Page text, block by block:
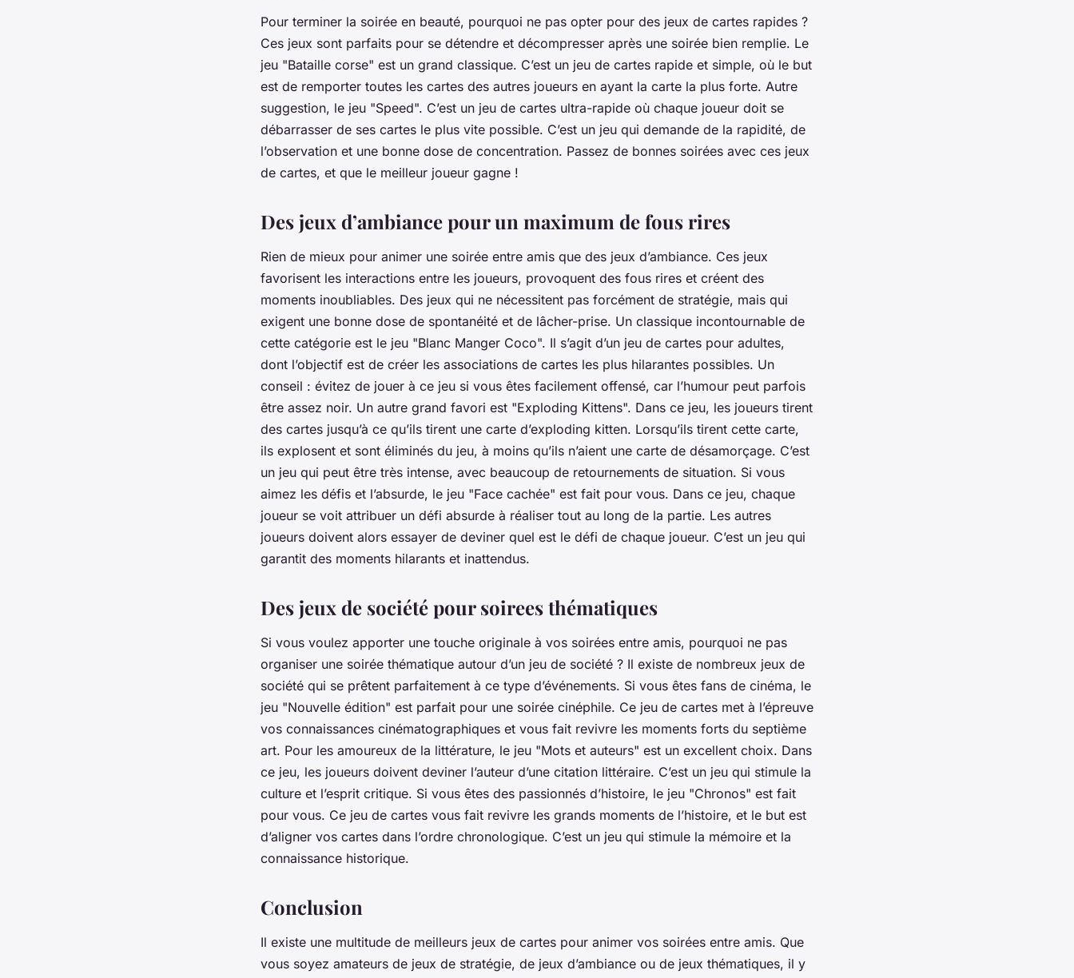
Pour terminer la soirée en beauté, pourquoi ne pas opter pour des jeux de cartes rapides ?
Ces jeux sont parfaits pour se détendre et décompresser après une soirée bien remplie. Le
jeu "Bataille corse" est un grand classique. C’est un jeu de cartes rapide et simple, où le but
est de remporter toutes les cartes des autres joueurs en ayant la carte la plus forte. Autre
suggestion, le jeu "Speed". C’est un jeu de cartes ultra-rapide où chaque joueur doit se
débarrasser de ses cartes le plus vite possible. C’est un jeu qui demande de la rapidité, de
l’observation et une bonne dose de concentration. Passez de bonnes soirées avec ces jeux
de cartes, et que le meilleur joueur gagne !
Des jeux d’ambiance pour un maximum de fous rires
Rien de mieux pour animer une soirée entre amis que des jeux d’ambiance. Ces jeux
favorisent les interactions entre les joueurs, provoquent des fous rires et créent des
moments inoubliables. Des jeux qui ne nécessitent pas forcément de stratégie, mais qui
exigent une bonne dose de spontanéité et de lâcher-prise. Un classique incontournable de
cette catégorie est le jeu "Blanc Manger Coco". Il s’agit d’un jeu de cartes pour adultes,
dont l’objectif est de créer les associations de cartes les plus hilarantes possibles. Un
conseil : évitez de jouer à ce jeu si vous êtes facilement offensé, car l’humour peut parfois
être assez noir. Un autre grand favori est "Exploding Kittens". Dans ce jeu, les joueurs tirent
des cartes jusqu’à ce qu’ils tirent une carte d’exploding kitten. Lorsqu’ils tirent cette carte,
ils explosent et sont éliminés du jeu, à moins qu’ils n’aient une carte de désamorçage. C’est
un jeu qui peut être très intense, avec beaucoup de retournements de situation. Si vous
aimez les défis et l’absurde, le jeu "Face cachée" est fait pour vous. Dans ce jeu, chaque
joueur se voit attribuer un défi absurde à réaliser tout au long de la partie. Les autres
joueurs doivent alors essayer de deviner quel est le défi de chaque joueur. C’est un jeu qui
garantit des moments hilarants et inattendus.
Des jeux de société pour soirees thématiques
Si vous voulez apporter une touche originale à vos soirées entre amis, pourquoi ne pas
organiser une soirée thématique autour d’un jeu de société ? Il existe de nombreux jeux de
société qui se prêtent parfaitement à ce type d’événements. Si vous êtes fans de cinéma, le
jeu "Nouvelle édition" est parfait pour une soirée cinéphile. Ce jeu de cartes met à l’épreuve
vos connaissances cinématographiques et vous fait revivre les moments forts du septième
art. Pour les amoureux de la littérature, le jeu "Mots et auteurs" est un excellent choix. Dans
ce jeu, les joueurs doivent deviner l’auteur d’une citation littéraire. C’est un jeu qui stimule la
culture et l’esprit critique. Si vous êtes des passionnés d’histoire, le jeu "Chronos" est fait
pour vous. Ce jeu de cartes vous fait revivre les grands moments de l’histoire, et le but est
d’aligner vos cartes dans l’ordre chronologique. C’est un jeu qui stimule la mémoire et la
connaissance historique.
Conclusion
Il existe une multitude de meilleurs jeux de cartes pour animer vos soirées entre amis. Que
vous soyez amateurs de jeux de stratégie, de jeux d’ambiance ou de jeux thématiques, il y